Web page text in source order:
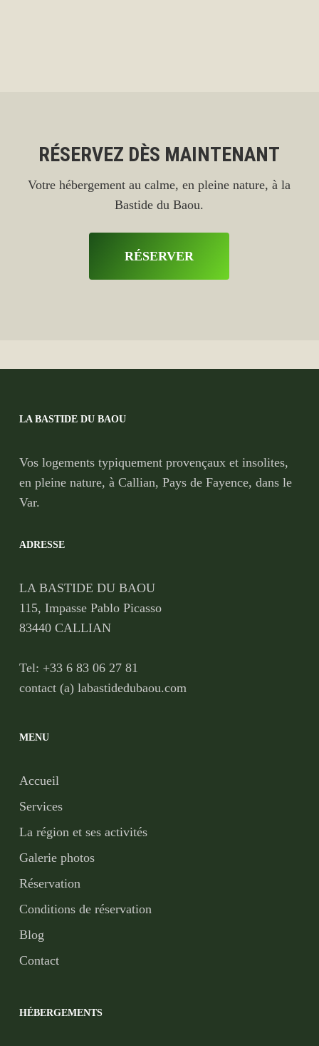
RÉSERVEZ DÈS MAINTENANT
Votre hébergement au calme, en pleine nature, à la
Bastide du Baou.
RÉSERVER
LA BASTIDE DU BAOU
Vos logements typiquement provençaux et insolites,
en pleine nature, à Callian, Pays de Fayence, dans le
Var.
ADRESSE
LA BASTIDE DU BAOU
115, Impasse Pablo Picasso
83440 CALLIAN
Tel: +33 6 83 06 27 81
contact (a) labastidedubaou.com
MENU
Accueil
Services
La région et ses activités
Galerie photos
Réservation
Conditions de réservation
Blog
Contact
HÉBERGEMENTS